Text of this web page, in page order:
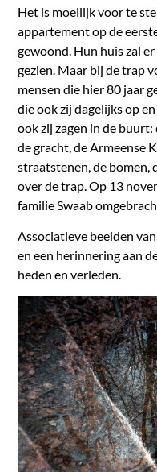
Het is moeilijk voor te
appartement op de
gewoond. Hun huis zal
gezien. Maar bij de trap
mensen die hier 80 jaar
die ook zij dagelijks op
ook zij zagen in de
de gracht, de Armeense
straatstenen, de bomen,
over de trap. Op 13
familie Swaab
Associatieve beelden
en een herinnering aan
heden en verleden.